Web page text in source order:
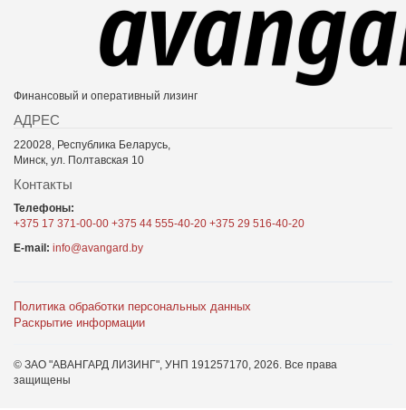
Финансовый и оперативный лизинг
АДРЕС
220028, Республика Беларусь,
Минск, ул. Полтавская 10
Контакты
Телефоны:
+375 17 371-00-00 +375 44 555-40-20 +375 29 516-40-20
E-mail: info@avangard.by
Политика обработки персональных данных
Раскрытие информации
© ЗАО "АВАНГАРД ЛИЗИНГ", УНП 191257170, 2026. Все права
защищены